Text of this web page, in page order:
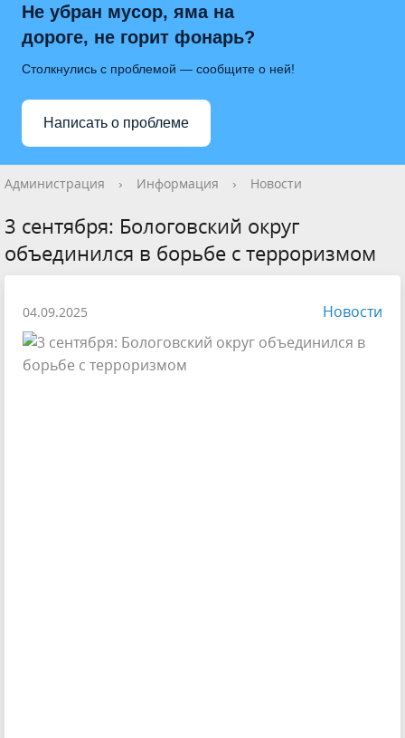
Не убран мусор, яма на
дороге, не горит фонарь?
Столкнулись с проблемой — сообщите о ней!
Написать о проблеме
Администрация › Информация › Новости
3 сентября: Бологовский округ
объединился в борьбе с терроризмом
04.09.2025 Новости